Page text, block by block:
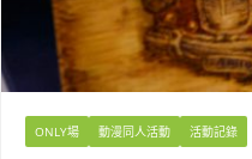
ONLY場 動漫同人活動 活動記錄